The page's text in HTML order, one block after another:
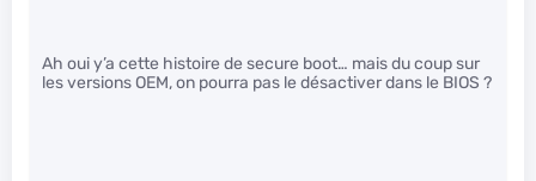
Ah oui y’a cette histoire de secure boot… mais du coup sur
les versions OEM, on pourra pas le désactiver dans le BIOS ?